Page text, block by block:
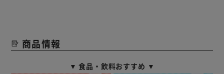
商品情報
▼ 食品・飲料おすすめ ▼